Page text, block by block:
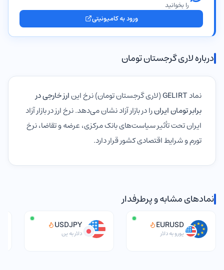
را بخوانید
ورود به کامیونیتی
درباره لاری گرجستان تومان
نمادGELIRT(لاری گرجستان تومان) نرخ اینارز خارجی در
برابر تومان ایرانرا در بازار آزاد نشان می‌دهد. نرخ ارز در بازار آزاد
ایران تحت تأثیر سیاست‌های بانک مرکزی، عرضه و تقاضا، نرخ
تورم و شرایط اقتصادی کشور قرار دارد.
نمادهای مشابه و پرطرفدار
EURUSD
یورو به دلار
USDJPY
دلار به ین